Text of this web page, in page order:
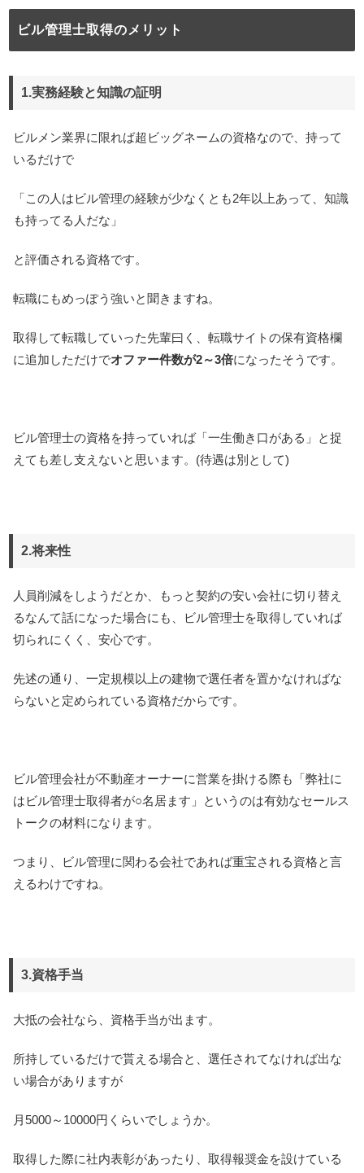
ビル管理士取得のメリット
1.実務経験と知識の証明
ビルメン業界に限れば超ビッグネームの資格なので、持って
いるだけで
「この人はビル管理の経験が少なくとも2年以上あって、知識
も持ってる人だな」
と評価される資格です。
転職にもめっぽう強いと聞きますね。
取得して転職していった先輩曰く、転職サイトの保有資格欄
に追加しただけでオファー件数が2～3倍になったそうです。
ビル管理士の資格を持っていれば「一生働き口がある」と捉
えても差し支えないと思います。(待遇は別として)
2.将来性
人員削減をしようだとか、もっと契約の安い会社に切り替え
るなんて話になった場合にも、ビル管理士を取得していれば
切られにくく、安心です。
先述の通り、一定規模以上の建物で選任者を置かなければな
らないと定められている資格だからです。
ビル管理会社が不動産オーナーに営業を掛ける際も「弊社に
はビル管理士取得者が○名居ます」というのは有効なセールス
トークの材料になります。
つまり、ビル管理に関わる会社であれば重宝される資格と言
えるわけですね。
3.資格手当
大抵の会社なら、資格手当が出ます。
所持しているだけで貰える場合と、選任されてなければ出な
い場合がありますが
月5000～10000円くらいでしょうか。
取得した際に社内表彰があったり、取得報奨金を設けている